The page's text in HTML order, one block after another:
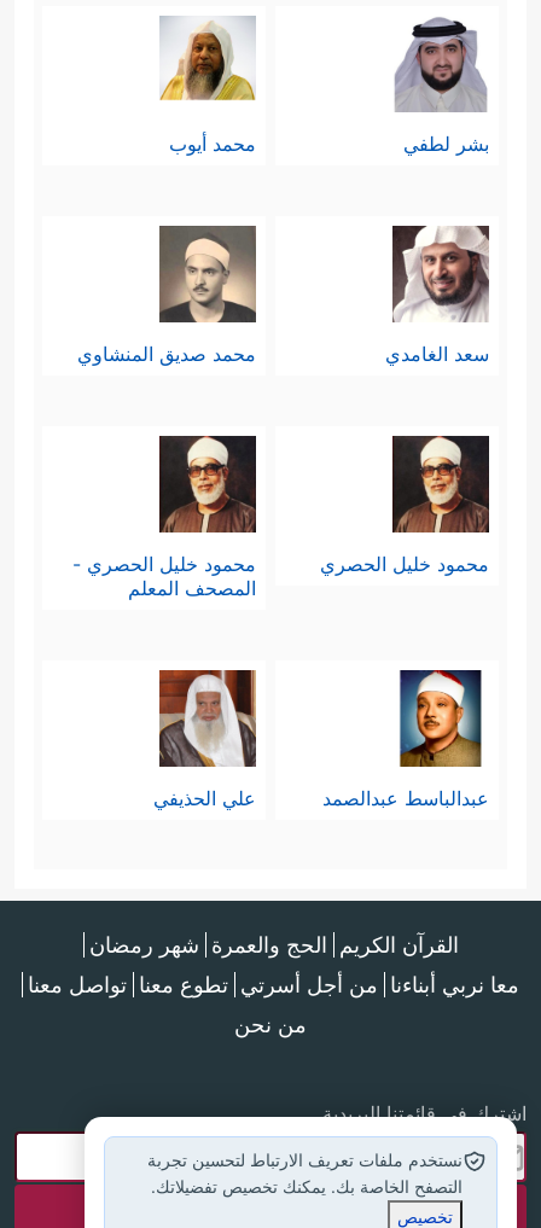
بشر لطفي محمد أيوب
سعد الغامدي محمد صديق المنشاوي
محمود خليل الحصري
محمود خليل الحصري -
المصحف المعلم
عبدالباسط عبدالصمد علي الحذيفي
القرآن الكريم الحج والعمرة شهر رمضان
معا نربي أبناءنا من أجل أسرتي تطوع معنا تواصل معنا
من نحن
اشترك في قائمتنا البريدية
نستخدم ملفات تعريف الارتباط لتحسين تجربة
التصفح الخاصة بك. يمكنك تخصيص تفضيلاتك.
تخصيص